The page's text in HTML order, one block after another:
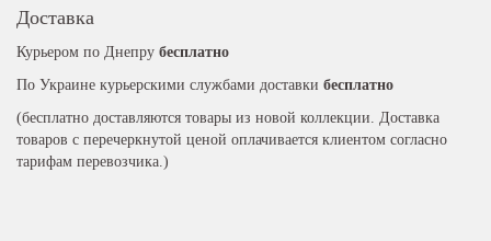
Доставка
Курьером по Днепру бесплатно
По Украине курьерскими службами доставки бесплатно
(бесплатно доставляются товары из новой коллекции. Доставка
товаров с перечеркнутой ценой оплачивается клиентом согласно
тарифам перевозчика.)